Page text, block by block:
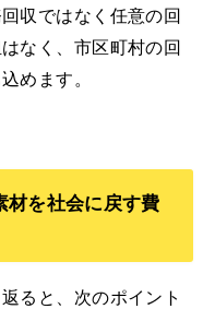
収ではなく任意の回
なく、市区町村の回
めます。
材を社会に戻す費
ると、次のポイント